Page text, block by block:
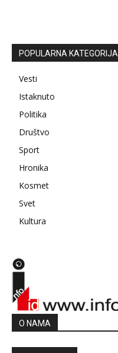
POPULARNA KATEGORIJA
Vesti
Istaknuto
Politika
Društvo
Sport
Hronika
Kosmet
Svet
Kultura
O NAMA